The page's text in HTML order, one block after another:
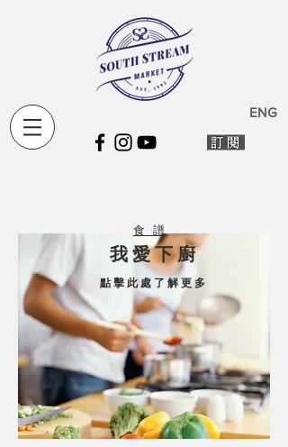
ENG
食 譜
我 愛 下 廚
點 擊 此 處 了 解 更 多